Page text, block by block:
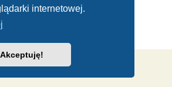
internetowej.
Akceptuję!
Dinozaury.com© 2006-2020
językowy dostarcza